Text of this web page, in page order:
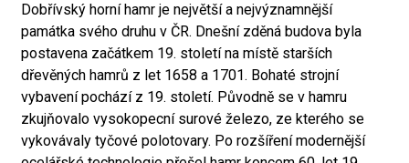
Dobřívský horní hamr je největší a nejvýznamnější
památka svého druhu v ČR. Dnešní zděná budova byla
postavena začátkem 19. století na místě starších
dřevěných hamrů z let 1658 a 1701. Bohaté strojní
vybavení pochází z 19. století. Původně se v hamru
zkujňovalo vysokopecní surové železo, ze kterého se
vykovávaly tyčové polotovary. Po rozšíření modernější